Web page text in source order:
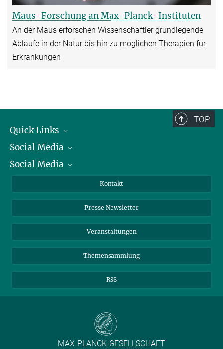
Maus-Forschung an Max-Planck-Instituten
An der Maus erforschen Wissenschaftler grundlegende
Abläufe in der Natur bis hin zu möglichen Therapien für
Erkrankungen
TOP
Quick Links
Präsident
Zahlen und Fakten
Social Media
Bluesky
TikTok
Social Media
Instagram
YouTube
Kontakt
Presse Newsletter
Veranstaltungen
Themensammlung
RSS
MAX-PLANCK-GESELLSCHAFT